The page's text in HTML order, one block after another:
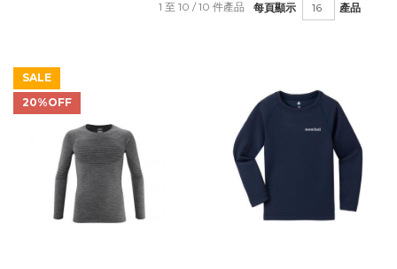
每頁顯示 產品
1 至 10 / 10 件產品
SALE
20%OFF